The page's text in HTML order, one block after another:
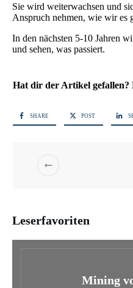
Sie wird weiterwachsen und
Anspruch nehmen, wie wir es
In den nächsten 5-10 Jahren
und sehen, was passiert.
Hat dir der Artikel gefallen?
SHARE POST
Leserfavoriten
Mining